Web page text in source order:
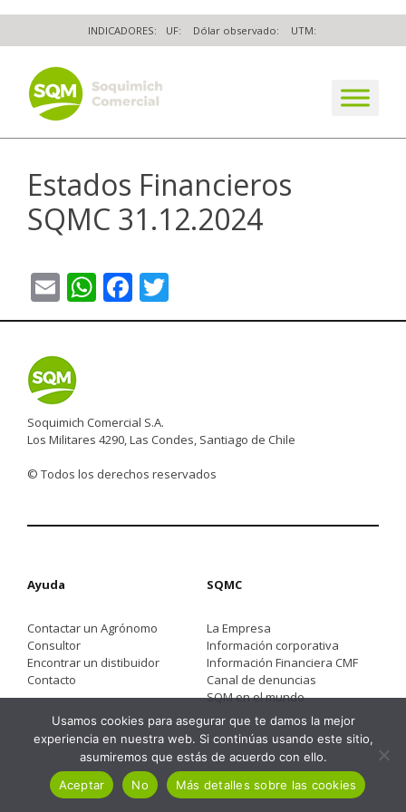
to
content
INDICADORES: UF: Dólar observado: UTM:
The worldwide business formula
Estados Financieros
SQMC 31.12.2024
EmailWhatsApp
Facebook
Soquimich Comercial S.A.
Los Militares 4290, Las Condes, Santiago de Chile
© Todos los derechos reservados
Ayuda
Contactar un Agrónomo
Consultor
Encontrar un distibuidor
Contacto
SQMC
La Empresa
Información corporativa
Información Financiera CMF
Canal de denuncias
SQM en el mundo
Usamos cookies para asegurar que te damos la mejor
experiencia en nuestra web. Si continúas usando este sitio,
asumiremos que estás de acuerdo con ello.
Aceptar
No Más detalles sobre las cookies